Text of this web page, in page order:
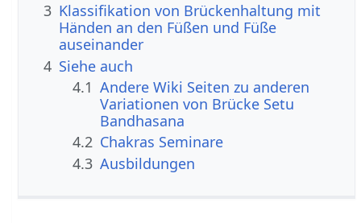
3 Klassifikation von Brückenhaltung mit
Händen an den Füßen und Füße
auseinander
4 Siehe auch
4.1 Andere Wiki Seiten zu anderen
Variationen von Brücke Setu
Bandhasana
4.2 Chakras Seminare
4.3 Ausbildungen